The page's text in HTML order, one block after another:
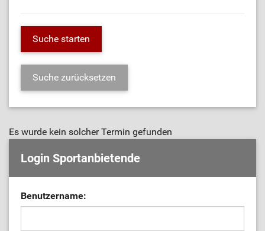
Es wurde kein solcher Termin gefunden
Login Sportanbietende
Benutzername: